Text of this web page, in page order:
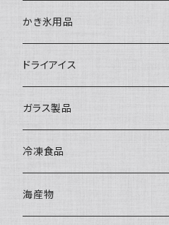
富士天然水の氷
丸氷
直径70mm
直径65mm
角氷
砕氷
氷河の氷
かき氷用品
かき氷シロップ
無果汁1.8Lパック
無果汁1Lパック
かき氷機・かき氷器
かき氷カップ
発泡スチロール無地-使い捨て
かき氷スプーン・スプーンストロー
ドライアイス
ドライアイス3ｋｇ
ドライアイス4ｋｇ
ドライアイス5ｋｇ
ガラス製品
オンザロック・グラス
ビール・グラス
冷凍食品
肉まん・あんまん
海産物